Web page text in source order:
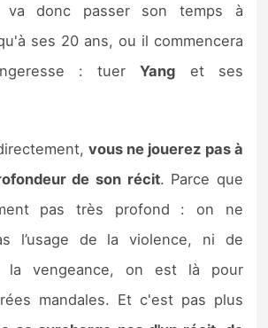
va donc passer son temps à
ses 20 ans, ou il commencera
: tuerYang et ses
vous ne jouerez pas à
de son récit. Parce que
pas très profond : on ne
l’usage de la violence, ni de
la vengeance, on est là pour
mandales. Et c'est pas plus